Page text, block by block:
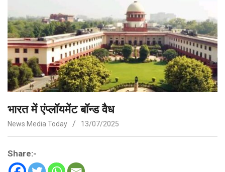
भारत में एंप्लॉयमेंट बॉन्ड वैध
News Media Today 13/07/2025
Share:-